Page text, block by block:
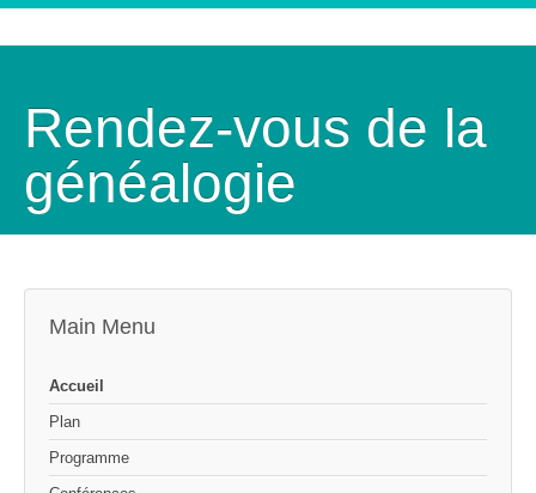
Rendez-vous de la
généalogie
Main Menu
Accueil
Plan
Programme